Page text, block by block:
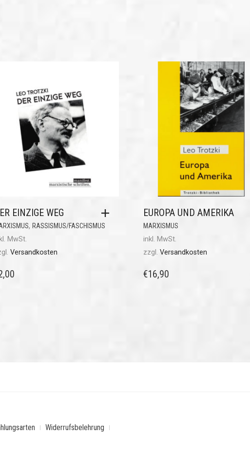
EINZIGE WEG
, RASSISMUS/FASCHISMUS
MwSt.
Versandkosten
EUROPA UND AMERIKA
MARXISMUS
inkl. MwSt.
zzgl. Versandkosten
€16,90
Widerrufsbelehrung